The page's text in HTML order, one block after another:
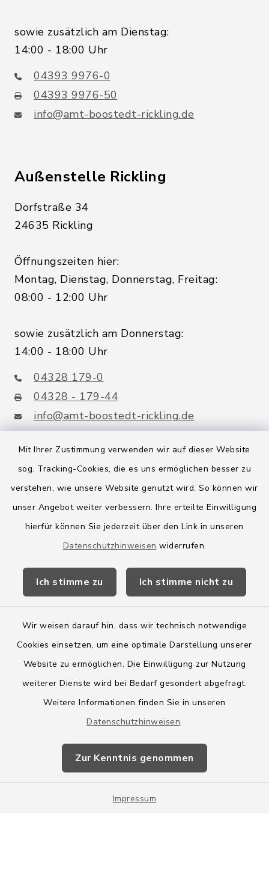
Mit Ihrer Zustimmung verwenden wir auf dieser Website
sog. Tracking-Cookies, die es uns ermöglichen besser zu
verstehen, wie unsere Website genutzt wird. So können wir
unser Angebot weiter verbessern. Ihre erteilte Einwilligung
hierfür können Sie jederzeit über den Link in unseren
Datenschutzhinweisen widerrufen.
Ich stimme zu Ich stimme nicht zu
Wir weisen darauf hin, dass wir technisch notwendige
Cookies einsetzen, um eine optimale Darstellung unserer
Website zu ermöglichen. Die Einwilligung zur Nutzung
weiterer Dienste wird bei Bedarf gesondert abgefragt.
Weitere Informationen finden Sie in unseren
Datenschutzhinweisen.
Zur Kenntnis genommen
Impressum
sowie zusätzlich am Dienstag:
14:00 - 18:00 Uhr
04393 9976-0
04393 9976-50
info@amt-boostedt-rickling.de
Außenstelle Rickling
Dorfstraße 34
24635 Rickling
Öffnungszeiten hier:
Montag, Dienstag, Donnerstag, Freitag:
08:00 - 12:00 Uhr
sowie zusätzlich am Donnerstag:
14:00 - 18:00 Uhr
04328 179-0
04328 - 179-44
info@amt-boostedt-rickling.de
Quicklinks
Amt Boostedt-Rickling
Amtsbroschüre
Wege-Zweckverband
Barrierefreiheit
Impressum
Sitemap